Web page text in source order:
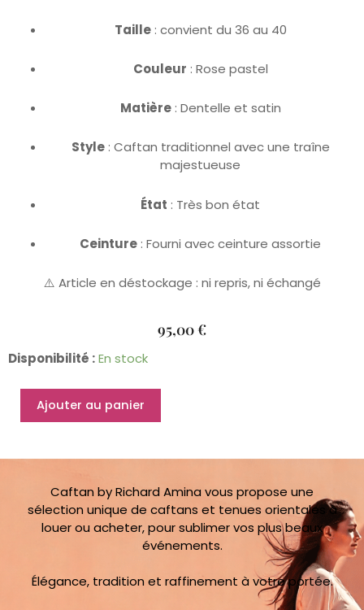
Taille: convient du 36 au 40
Couleur : Rose pastel
Matière: Dentelle et satin
Style: Caftan traditionnel avec une traîne
majestueuse
État : Très bon état
Ceinture : Fourni avec ceinture assortie
⚠️ Article en déstockage : ni repris, ni échangé
95,00€
Disponibilité :En stock
quantité
Caftan
Charlotte
Ajouter au panier
Caftan by Richard Amina vous propose une
sélection unique de caftans et tenues orientales à
louer ou acheter, pour sublimer vos plus beaux
événements.
Élégance, tradition et raffinement à votre portée.